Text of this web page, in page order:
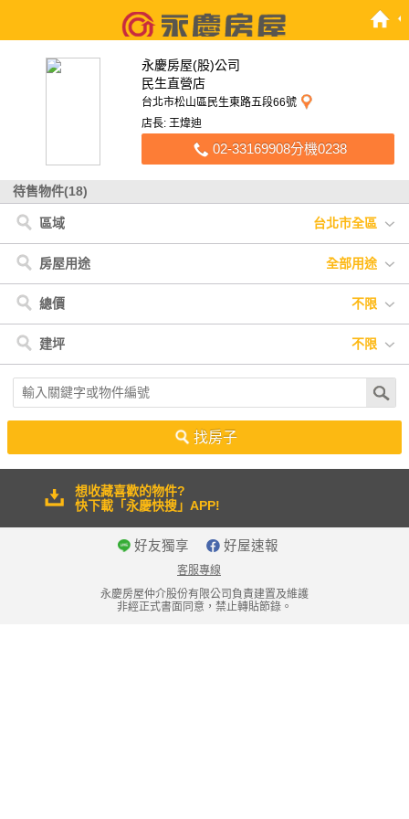
永慶房屋(股)公司
民生直營店
台北市松山區民生東路五段66號
店長: 王煒迪
02-33169908分機0238
待售物件(18)
區域 台北市全區
台北市
< 台北市 松山區
房屋用途 全部用途
全部用途 其他
總價 不限
不限 900萬以下
建坪 不限
不限 20坪以下 20坪-30坪 30坪-40坪
40坪-50坪
50坪以上
找房子
想收藏喜歡的物件?
快下載「永慶快搜」APP!
好友獨享 好屋速報
客服專線
永慶房屋仲介股份有限公司負責建置及維護
非經正式書面同意，禁止轉貼節錄。